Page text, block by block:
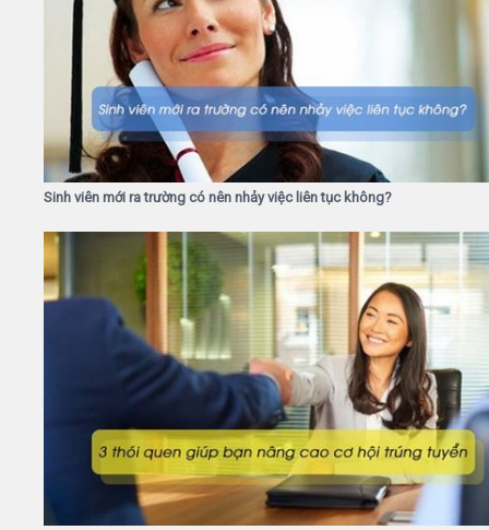
Sinh viên mới ra trường có nên nhảy việc liên tục không?